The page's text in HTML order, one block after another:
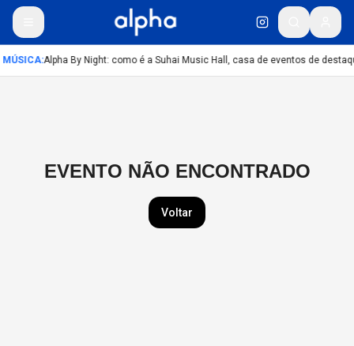
MÚSICA:Alpha By Night: como é a Suhai Music Hall, casa de eventos de
EVENTO NÃO ENCONTRADO
Voltar